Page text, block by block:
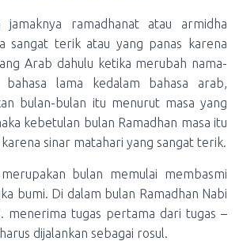
jamaknya ramadhanat atau armidha
sangat terik atau yang panas karena
Arab dahulu ketika merubah nama-
lama kedalam bahasa arab,
bulan-bulan itu menurut masa yang
kebetulan bulan Ramadhan masa itu
sinar matahari yang sangat terik.
bulan memulai membasmi
bumi. Di dalam bulan Ramadhan Nabi
menerima tugas pertama dari tugas –
dijalankan sebagai rosul.